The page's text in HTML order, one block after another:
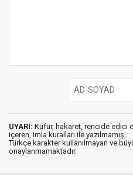
UYARI: Küfür, hakaret, rencide edici
içeren, imla kuralları ile yazılmamış,
Türkçe karakter kullanılmayan ve
onaylanmamaktadır.